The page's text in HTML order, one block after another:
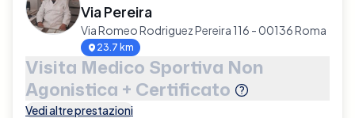
Via Pereira
Via Romeo Rodriguez Pereira 116 - 00136 Roma
23.7 km
Visita Medico Sportiva Non
Agonistica + Certificato
Vedi altre prestazioni